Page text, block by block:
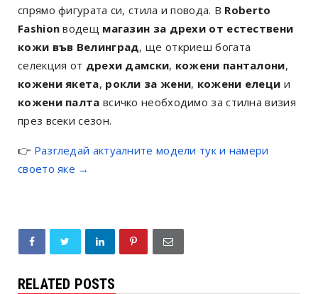
спрямо фигурата си, стила и повода. В Roberto
Fashion водещ магазин за дрехи от естествени
кожи във Велинград, ще откриеш богата
селекция от дрехи дамски, кожени панталони,
кожени якета, рокли за жени, кожени елеци и
кожени палта всичко необходимо за стилна визия
през всеки сезон.
👉 Разгледай актуалните модели тук и намери
своето яке →
RELATED POSTS